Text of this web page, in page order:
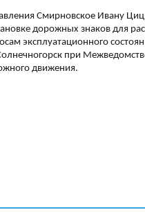
Смирновское Ивану
дорожных знаков для
эксплуатационного
при
движения.